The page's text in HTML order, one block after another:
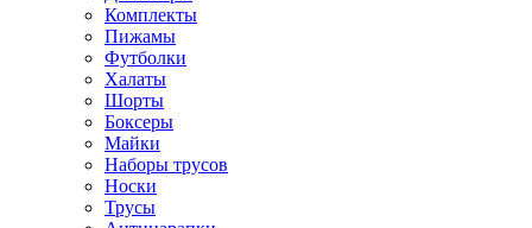
Комплекты
Пижамы
Футболки
Халаты
Шорты
Боксеры
Майки
Наборы трусов
Носки
Трусы